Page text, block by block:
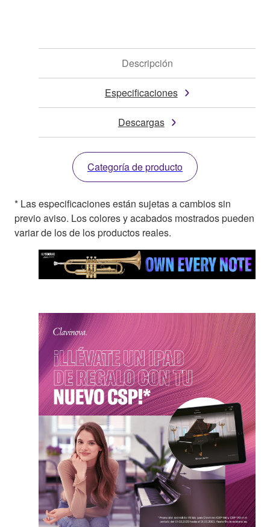
Descripción
Especificaciones
Descargas
Categoría de producto
* Las especificaciones están sujetas a cambios sin
previo aviso. Los colores y acabados mostrados pueden
variar de los de los productos reales.